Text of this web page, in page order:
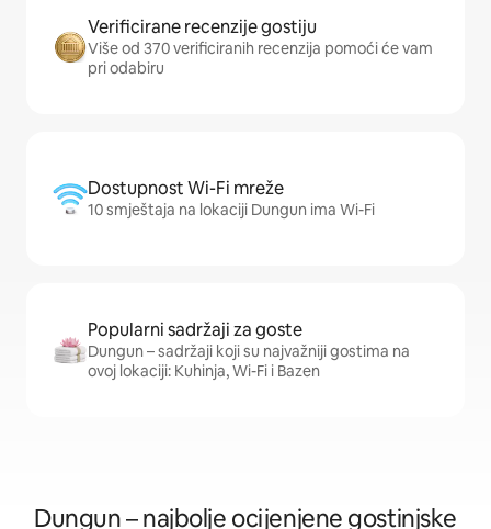
Verificirane recenzije gostiju
Više od 370 verificiranih recenzija pomoći će vam
pri odabiru
Dostupnost Wi-Fi mreže
10 smještaja na lokaciji Dungun ima Wi-Fi
Popularni sadržaji za goste
Dungun – sadržaji koji su najvažniji gostima na
ovoj lokaciji: Kuhinja, Wi-Fi i Bazen
Dungun – najbolje ocijenjene gostinjske